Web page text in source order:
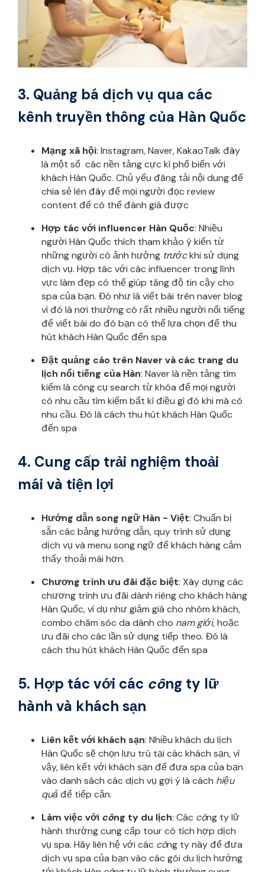
3. Quảng bá dịch vụ qua các
kênh truyền thông của Hàn Quốc
Mạng xã hội: Instagram, Naver, KakaoTalk đây
là một số các nền tảng cực kì phổ biến với
khách Hàn Quốc. Chủ yếu đăng tải nội dung để
chia sẻ lên đây để mọi người đọc review
content để có thể đánh giá được
Hợp tác với influencer Hàn Quốc: Nhiều
người Hàn Quốc thích tham khảo ý kiến từ
những người có ảnh hưởng trướckhi sử dụng
dịch vụ. Hợp tác với các influencer trong lĩnh
vực làm đẹp có thể giúp tăng độ tin cậy cho
spa của bạn. Đó như là viết bài trên naver blog
vì đó là nơi thường có rất nhiều người nổi tiếng
để viết bài do đó bạn có thể lựa chọn để thu
hút khách Hàn Quốc đến spa
Đặt quảng cáo trên Naver và các trang du
lịch nổi tiếng của Hàn: Naver là nền tảng tìm
kiếm là công cụ search từ khóa để mọi người
có nhu cầu tìm kiếm bất kì điều gì đó khi mà có
nhu cầu. Đó là cách thu hút khách Hàn Quốc
đến spa
4. Cung cấp trải nghiệm thoải
mái và tiện lợi
Hướng dẫn song ngữ Hàn - Việt: Chuẩn bị
sẵn các bảng hướng dẫn, quy trình sử dụng
dịch vụ và menu song ngữ để khách hàng cảm
thấy thoải mái hơn.
Chương trình ưu đãi đặc biệt: Xây dựng các
chương trình ưu đãi dành riêng cho khách hàng
Hàn Quốc, ví dụ như giảm giá cho nhóm khách,
combo chăm sóc da dành cho nam giới, hoặc
ưu đãi cho các lần sử dụng tiếp theo. Đó là
cách thu hút khách Hàn Quốc đến spa
5. Hợp tác với các công ty lữ
hành và khách sạn
Liên kết với khách sạn: Nhiều khách du lịch
Hàn Quốc sẽ chọn lưu trú tại các khách sạn, vì
vậy, liên kết với khách sạn để đưa spa của bạn
vào danh sách các dịch vụ gợi ý là cách hiệu
quảđể tiếp cận.
Làm việc với công ty du lịch: Các công ty lữ
hành thường cung cấp tour có tích hợp dịch
vụ spa. Hãy liên hệ với các công ty này để đưa
dịch vụ spa của bạn vào các gói du lịch hướng